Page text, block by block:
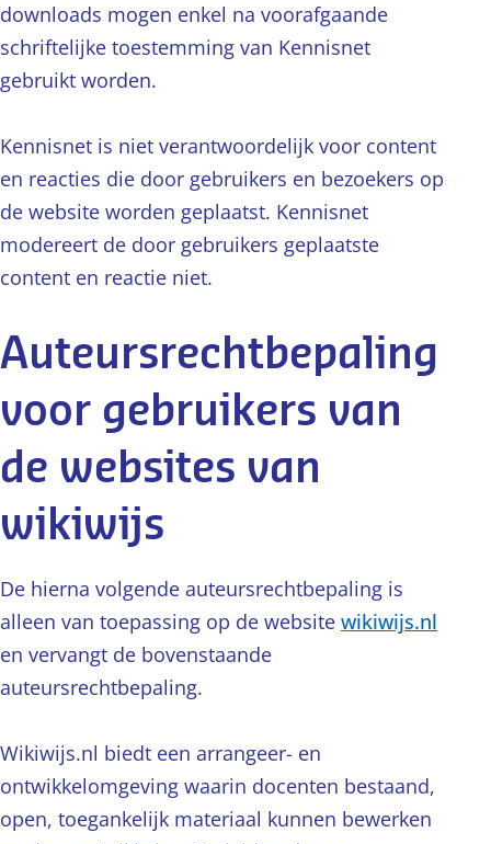
downloads mogen enkel na voorafgaande
schriftelijke toestemming van Kennisnet
gebruikt worden.
Kennisnet is niet verantwoordelijk voor content
en reacties die door gebruikers en bezoekers op
de website worden geplaatst. Kennisnet
modereert de door gebruikers geplaatste
content en reactie niet.
Auteursrechtbepaling
voor gebruikers van
de websites van
wikiwijs
De hierna volgende auteursrechtbepaling is
alleen van toepassing op de website wikiwijs.nl
en vervangt de bovenstaande
auteursrechtbepaling.
Wikiwijs.nl biedt een arrangeer- en
ontwikkelomgeving waarin docenten bestaand,
open, toegankelijk materiaal kunnen bewerken